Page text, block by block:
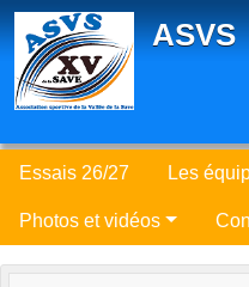
ASVS
Essais 26/27 Les
Photos et vidéos
Panneau de gestion des